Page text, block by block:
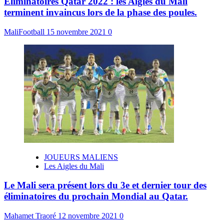
terminent invaincus lors de la phase des poules.
MaliFootball 15 novembre 2021 0
JOUEURS MALIENS
Les Aigles du Mali
Le Mali sera présent lors du 3e et dernier tour des
éliminatoires du prochain Mondial au Qatar.
Mahamet Traoré 12 novembre 2021 0